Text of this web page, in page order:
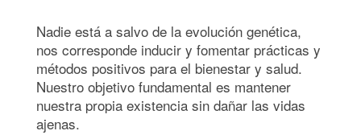
Nadie está a salvo de la evolución genética,
nos corresponde inducir y fomentar prácticas y
métodos positivos para el bienestar y salud.
Nuestro objetivo fundamental es mantener
nuestra propia existencia sin dañar las vidas
ajenas.